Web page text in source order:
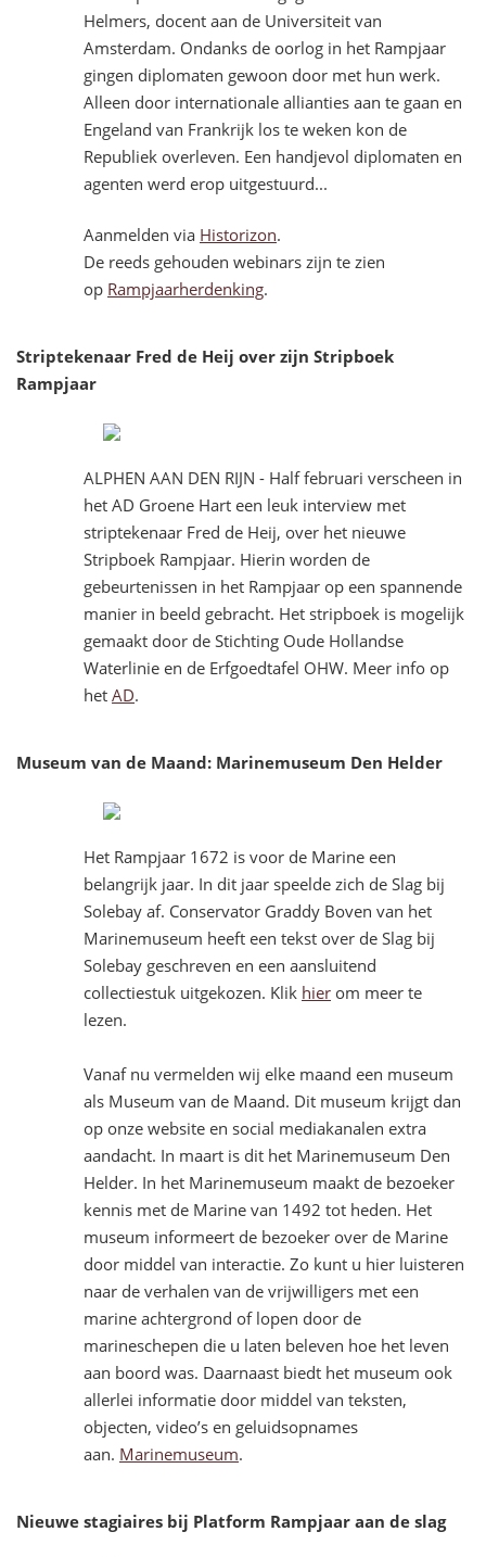
Helmers, docent aan de Universiteit van
Amsterdam. Ondanks de oorlog in het Rampjaar
gingen diplomaten gewoon door met hun werk.
Alleen door internationale allianties aan te gaan en
Engeland van Frankrijk los te weken kon de
Republiek overleven. Een handjevol diplomaten en
agenten werd erop uitgestuurd...
Aanmelden via Historizon.
De reeds gehouden webinars zijn te zien
op Rampjaarherdenking.
Striptekenaar Fred de Heij over zijn Stripboek
Rampjaar
ALPHEN AAN DEN RIJN - Half februari verscheen in
het AD Groene Hart een leuk interview met
striptekenaar Fred de Heij, over het nieuwe
Stripboek Rampjaar. Hierin worden de
gebeurtenissen in het Rampjaar op een spannende
manier in beeld gebracht. Het stripboek is mogelijk
gemaakt door de Stichting Oude Hollandse
Waterlinie en de Erfgoedtafel OHW. Meer info op
het AD.
Museum van de Maand: Marinemuseum Den Helder
Het Rampjaar 1672 is voor de Marine een
belangrijk jaar. In dit jaar speelde zich de Slag bij
Solebay af. Conservator Graddy Boven van het
Marinemuseum heeft een tekst over de Slag bij
Solebay geschreven en een aansluitend
collectiestuk uitgekozen. Klik hier om meer te
lezen.
Vanaf nu vermelden wij elke maand een museum
als Museum van de Maand. Dit museum krijgt dan
op onze website en social mediakanalen extra
aandacht. In maart is dit het Marinemuseum Den
Helder. In het Marinemuseum maakt de bezoeker
kennis met de Marine van 1492 tot heden. Het
museum informeert de bezoeker over de Marine
door middel van interactie. Zo kunt u hier luisteren
naar de verhalen van de vrijwilligers met een
marine achtergrond of lopen door de
marineschepen die u laten beleven hoe het leven
aan boord was. Daarnaast biedt het museum ook
allerlei informatie door middel van teksten,
objecten, video’s en geluidsopnames
aan. Marinemuseum.
Nieuwe stagiaires bij Platform Rampjaar aan de slag